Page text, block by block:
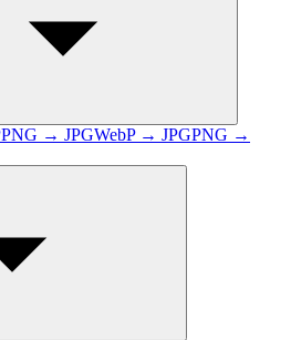
PNG → JPGWebP → JPGPNG →